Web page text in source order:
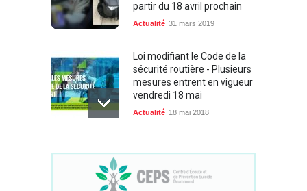
partir du 18 avril prochain
Actualité 31 mars 2019
Loi modifiant le Code de la
sécurité routière - Plusieurs
mesures entrent en vigueur
vendredi 18 mai
Actualité 18 mai 2018
sécurité routière ont été
remis du 19 juillet au 4 août